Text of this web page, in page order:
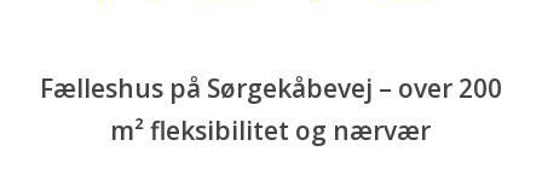
Fælleshus på Sørgekåbevej – over 200
m² fleksibilitet og nærvær